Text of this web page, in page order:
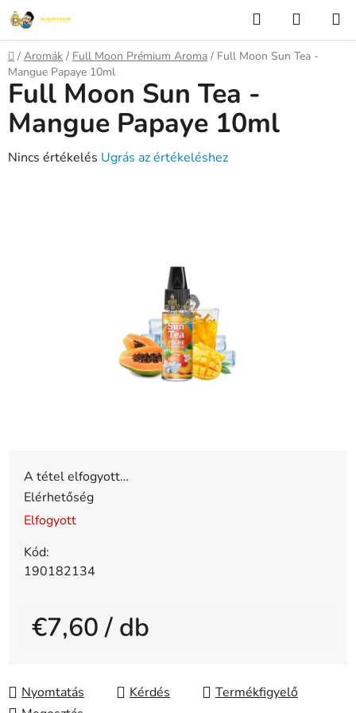
Ugrás
fő
tartalomhoz
KeresésKOSÁR
Kezdőlap
/ Aromák / Full Moon Prémium Aroma / Full Moon Sun Tea -
Mangue Papaye 10ml
A tétel elfogyott…
Elérhetőség
Elfogyott
Kód:
190182134
€7,60/ db
Nyomtatás
Kérdés
Full Moon Sun Tea -
Mangue Papaye 10ml
A
Nincs értékelés Ugrás az értékeléshez